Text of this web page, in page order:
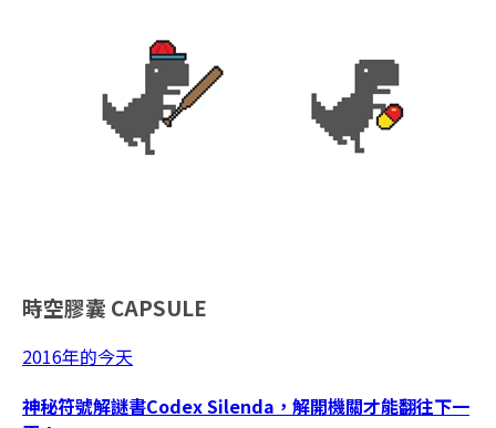
時空膠囊 CAPSULE
2016年的今天
神秘符號解謎書Codex Silenda，解開機關才能翻往下一